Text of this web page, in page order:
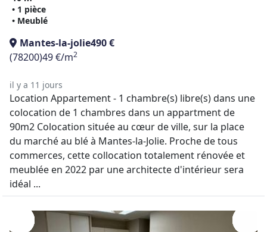
• 1 pièce
• Meublé
Mantes-la-jolie490 €
(78200)49 €/m2
il y a 11 jours
Location Appartement - 1 chambre(s) libre(s) dans une
colocation de 1 chambres dans un appartment de
90m2 Colocation située au cœur de ville, sur la place
du marché au blé à Mantes-la-Jolie. Proche de tous
commerces, cette collocation totalement rénovée et
meublée en 2022 par une architecte d'intérieur sera
idéal ...